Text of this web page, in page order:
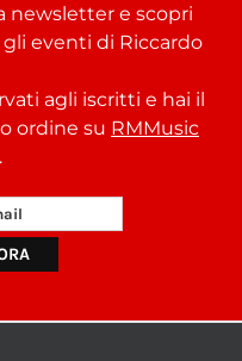
newsletter e scopri
eventi di Riccardo
agli iscritti e hai il
ordine su RMMusic
.